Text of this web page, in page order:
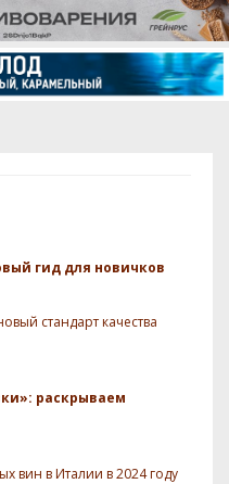
гид для новичков
стандарт качества
раскрываем
вин в Италии в 2024 году